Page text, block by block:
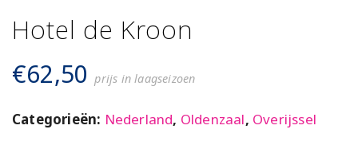
Hotel de Kroon
€62,50 prijs in laagseizoen
Categorieën: Nederland, Oldenzaal, Overijssel